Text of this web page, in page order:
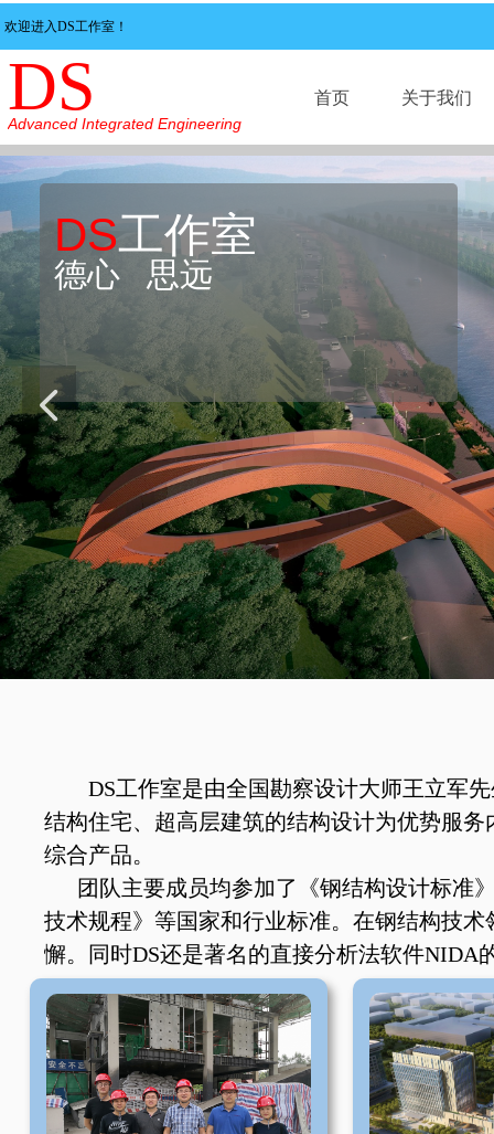
欢迎进入DS工作室！
DS
Advanced Integrated Engineering
首页 关于我们
DS工作室
德心 思远
넳
DS工作室是由全国勘察设计大师王立军先
结构住宅、超高层建筑的结构设计为优势服
综合产品。
团队主要成员均参加了《钢结构设计标准》
技术规程》等国家和行业标准。在钢结构技
懈。同时DS还是著名的直接分析法软件NIDA